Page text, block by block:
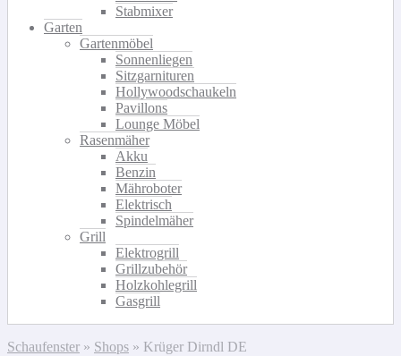
Stabmixer
Garten
Gartenmöbel
Sonnenliegen
Sitzgarnituren
Hollywoodschaukeln
Pavillons
Lounge Möbel
Rasenmäher
Akku
Benzin
Mähroboter
Elektrisch
Spindelmäher
Grill
Elektrogrill
Grillzubehör
Holzkohlegrill
Gasgrill
Schaufenster » Shops » Krüger Dirndl DE